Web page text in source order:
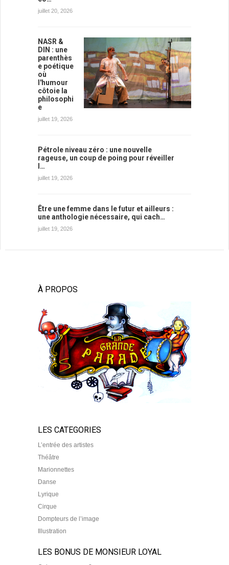
juillet 20, 2026
NASR &
DIN : une
parenthès
e poétique
où
l'humour
côtoie la
philosophi
e
juillet 19, 2026
Pétrole niveau zéro : une nouvelle
rageuse, un coup de poing pour réveiller
l…
juillet 19, 2026
Être une femme dans le futur et ailleurs :
une anthologie nécessaire, qui cach…
juillet 19, 2026
À PROPOS
LES CATEGORIES
L’entrée des artistes
Théâtre
Marionnettes
Danse
Lyrique
Cirque
Dompteurs de l’image
Illustration
LES BONUS DE MONSIEUR LOYAL